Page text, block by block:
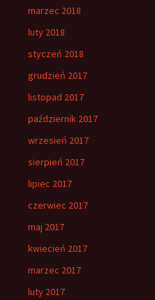
marzec 2018
luty 2018
styczeń 2018
grudzień 2017
listopad 2017
październik 2017
wrzesień 2017
sierpień 2017
lipiec 2017
czerwiec 2017
maj 2017
kwiecień 2017
marzec 2017
luty 2017